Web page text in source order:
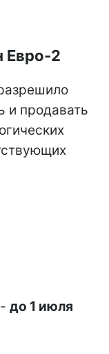
Евро-2
и продавать
до 1 июля